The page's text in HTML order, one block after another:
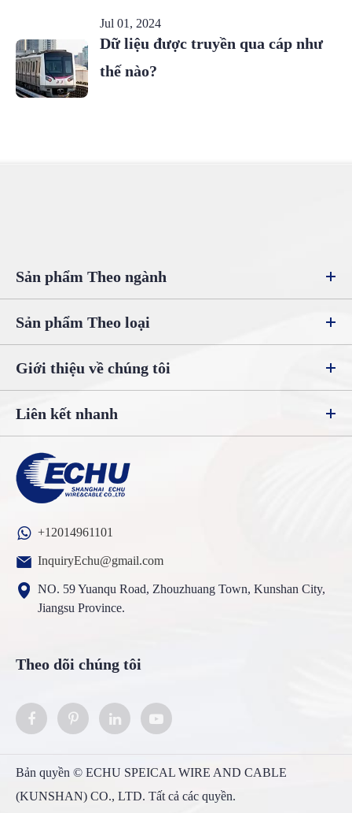
Jul 01, 2024
Dữ liệu được truyền qua cáp như
thế nào?
Sản phẩm Theo ngành
Sản phẩm Theo loại
Giới thiệu về chúng tôi
Liên kết nhanh
+12014961101
InquiryEchu@gmail.com
NO. 59 Yuanqu Road, Zhouzhuang Town, Kunshan City,
Jiangsu Province.
Theo dõi chúng tôi
Bản quyền © ECHU SPEICAL WIRE AND CABLE
(KUNSHAN) CO., LTD. Tất cả các quyền.